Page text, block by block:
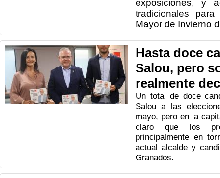
exposiciones, y
tradicionales
Mayor de Invierno
Hasta doce
Salou, pero
realmente
Un total de doce
Salou a las
mayo, pero en la
claro que los
principalmente en
actual alcalde y
Granados.